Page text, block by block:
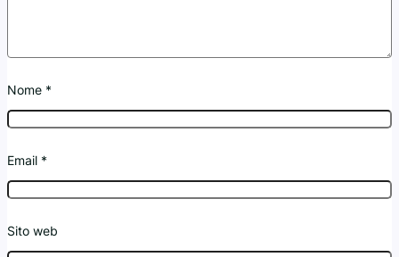
Nome *
Email *
Sito web